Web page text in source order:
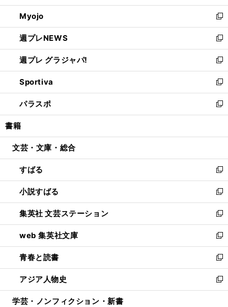
開
く
ウ
で
開
く
ン
ド
ウ
で
開
く
ウ
ィ
ン
ド
ウ
で
開
く
Myojo
新
し
い
ウ
ィ
ン
ド
ウ
で
開
週プレNEWS
新
し
い
ウ
ィ
ン
ド
ウ
開
週プレ グラジャパ!
新
し
い
ウ
ィ
ン
ウ
開
く
Sportiva
新
し
い
ウ
ン
ウ
で
開
く
パラスポ
新
し
ウ
ン
ド
ウ
で
開
く
書籍
文芸・文庫・総合
すばる
新
し
い
ウ
ィ
ン
ド
ウ
で
開
く
小説すばる
新
し
い
ウ
ィ
ン
ド
ウ
で
開
集英社 文芸ステーション
新
し
い
ウ
ィ
ン
ド
ウ
web 集英社文庫
新
し
い
ウ
ィ
ン
青春と読書
新
し
い
ウ
アジア人物史
新
し
学芸・ノンフィクション・新書